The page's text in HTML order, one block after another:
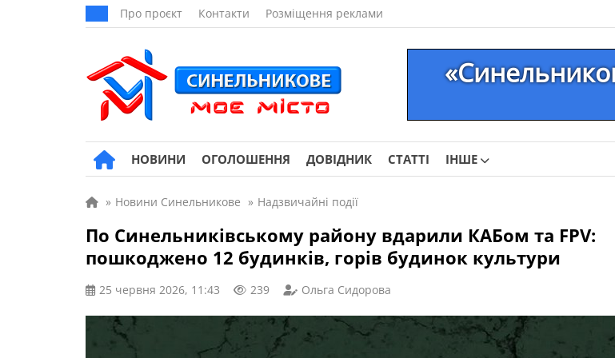
Про проєкт Контакти Розміщення реклами
НОВИНИ ОГОЛОШЕННЯ ДОВІДНИК СТАТТІ ІНШЕ
» Новини Синельникове » Надзвичайні події
По Синельниківському району вдарили КАБом та FPV:
пошкоджено 12 будинків, горів будинок культури
25 червня 2026, 11:43 239 Ольга Сидорова